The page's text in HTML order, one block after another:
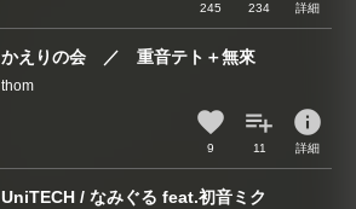
245 234 詳細
かえりの会 ／ 重音テト＋無來
thom
9 11
info
詳細
UniTECH / なみぐる feat.初音ミク